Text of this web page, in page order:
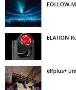
FOLLOW-
ELATION
elfplus+